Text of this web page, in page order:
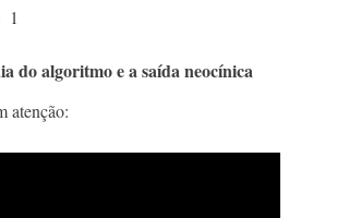
1
do algoritmo e a saída neocínica
atenção: